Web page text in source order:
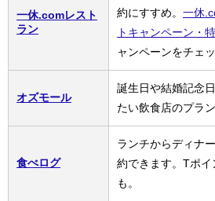
一休.comレスト
ラン
約にすすめ。 一休
トキャンペーン・
ャンペーンをチェ
オズモール
誕生日や結婚記念
たい飲食店のプラ
食べログ
ランチからディナ
約できます。Tポ
も。